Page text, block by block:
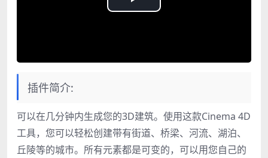
Play
插件简介:
可以在几分钟内生成您的3D建筑。使用这款Cinema 4D
工具，您可以轻松创建带有街道、桥梁、河流、湖泊、
丘陵等的城市。所有元素都是可变的，可以用您自己的